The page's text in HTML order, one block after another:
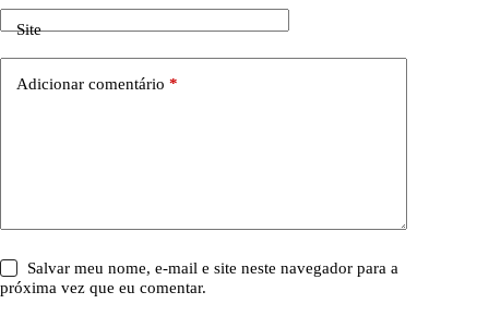
Site
Adicionar comentário *
Salvar meu nome, e-mail e site neste navegador para a
próxima vez que eu comentar.